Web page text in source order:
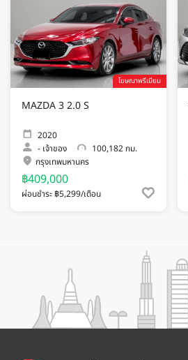
โฆษณาพรีเมียม
MAZDA 3 2.0 S
2020
- เจ้าของ
100,182 กม.
กรุงเทพมหานคร
฿409,000
ผ่อนชำระ ฿5,299/เดือน